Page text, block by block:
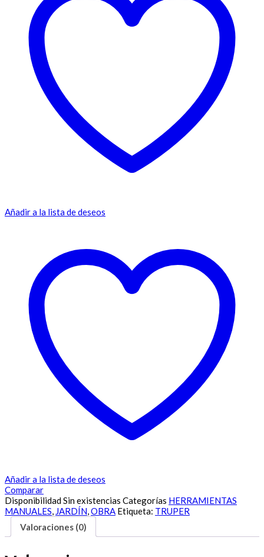
Añadir a la lista de deseos
Añadir a la lista de deseos
Comparar
DisponibilidadSin existencias Categorías HERRAMIENTAS
MANUALES, JARDÍN,OBRA Etiqueta: TRUPER
Valoraciones (0)